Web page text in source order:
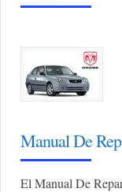
Manual De
El Manual De